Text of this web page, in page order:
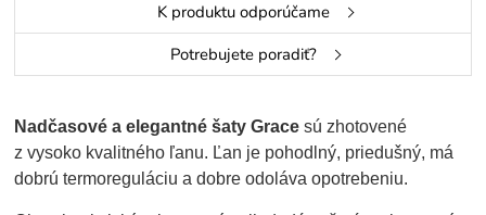
K produktu odporúčame
Potrebujete poradiť?
Nadčasové a elegantné šaty Grace sú zhotovené
z vysoko kvalitného ľanu. Ľan je pohodlný, priedušný, má
dobrú termoreguláciu a dobre odoláva opotrebeniu.